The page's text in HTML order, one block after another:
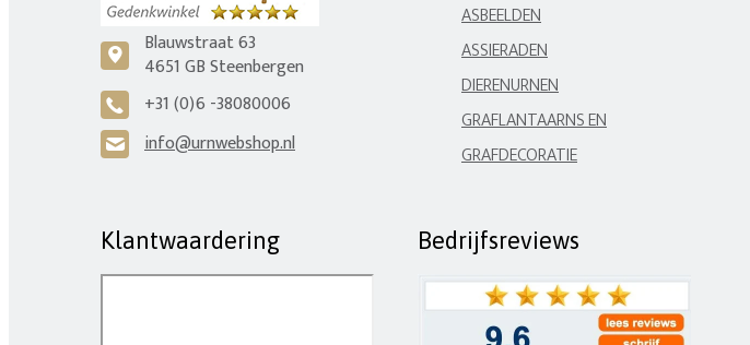
c
Blauwstraat 63
4651 GB Steenbergen
A +31 (0)6 -38080006
H info@urnwebshop.nl
ASBEELDEN
ASSIERADEN
DIERENURNEN
GRAFLANTAARNS EN
GRAFDECORATIE
Klantwaardering Bedrijfsreviews